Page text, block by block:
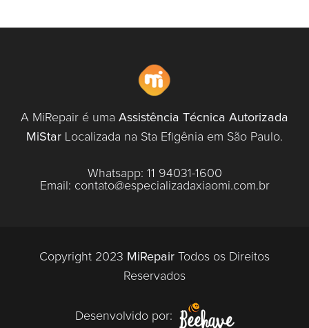
A MiRepair é uma Assistência Técnica Autorizada
MiStar Localizada na Sta Efigênia em São Paulo.
Whatsapp: 11 94031-1600
Email: contato@especializadaxiaomi.com.br
Copyright 2023 MiRepair Todos os Direitos
Reservados
Desenvolvido por: